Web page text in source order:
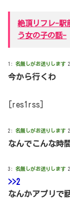
絶頂リフレ-駅
う女の子の話-
1: 名無しがお送りします
今から行くわ
[res1rss]
2: 名無しがお送りします
なんでこんな時
3: 名無しがお送りします
>>2
なんかアプリで